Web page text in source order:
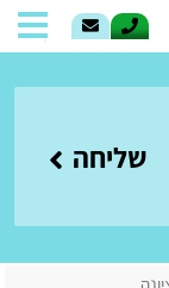
שליחה